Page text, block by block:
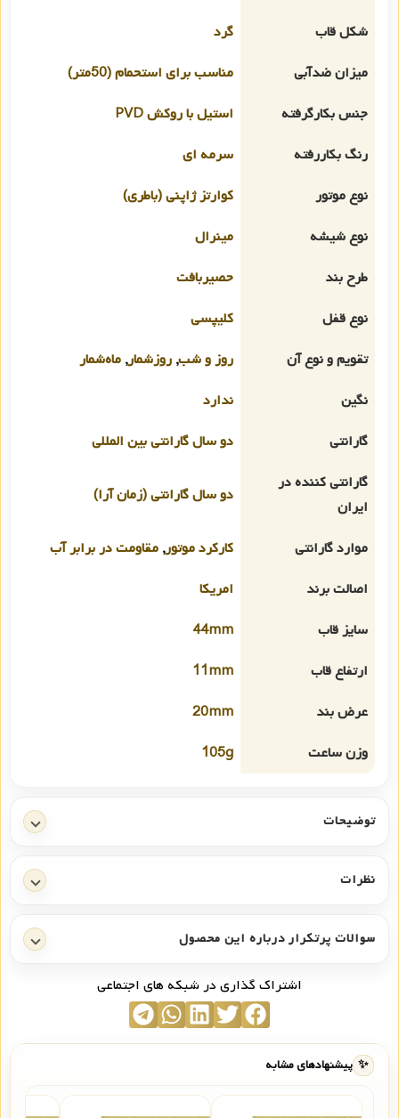
شکل قاب
گرد
میزان ضدآبی
مناسب برای استحمام (50متر)
جنس بکارگرفته
استیل با روکش PVD
رنگ بکاررفته
سرمه ای
نوع موتور
کوارتز ژاپنی (باطری)
نوع شیشه
مینرال
طرح بند
حصیربافت
نوع قفل
کلیپسی
تقویم و نوع آن
روز و شب, روزشمار, ماه‌شمار
نگین
ندارد
گارانتی
دو سال گارانتی بین المللی
گارانتی کننده در
ایران
دو سال گارانتی (زمان آرا)
موارد گارانتی کارکرد موتور, مقاومت در برابر آب
اصالت برند
امریکا
سایز قاب
44mm
ارتفاع قاب
11mm
عرض بند
20mm
وزن ساعت
105g
توضیحات
نظرات
سوالات پرتکرار درباره این محصول
اشتراک گذاری در شبکه های اجتماعی
✨ پیشنهادهای مشابه